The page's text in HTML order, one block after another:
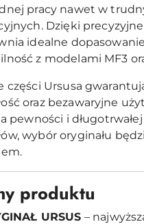
pracy nawet w
Dzięki
idealne dopasowanie
z modelami MF3
części Ursusa
oraz bezawaryjne
pewności i
wybór oryginału
produktu
URSUS –